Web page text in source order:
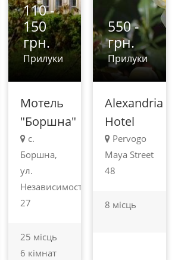
110 -
150
грн.
Прилуки
Мотель
"Боршна"
с.
Боршна,
ул.
Независимости,
27
25 місць
6 кімнат
550 -
грн.
Прилуки
Alexandria
Hotel
Pervogo
Maya Street
48
8 місць